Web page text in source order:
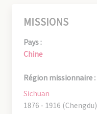
MISSIONS
Pays :
Chine
Région missionnaire :
Sichuan
1876 - 1916 (Chengdu)